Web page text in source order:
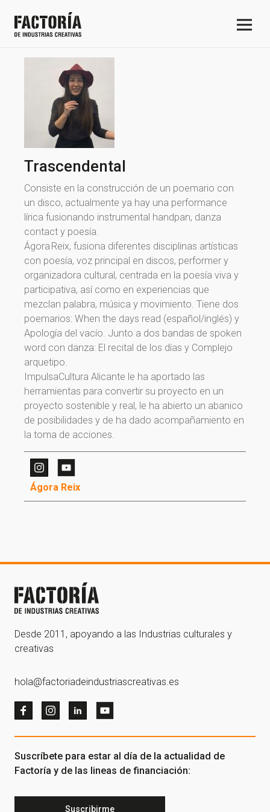
¡Gracias por suscribirte a
nuestra newsletter!
¡Gracias por suscribirte a nuestra newsletter!
Ir a la home
Trascendental
Consiste en la construcción de un poemario con
un disco, actualmente ya hay una performance
lírica fusionando instrumental handpan, danza
contact y poesía.
Ágora Reix, fusiona diferentes disciplinas artísticas
con poesía, voz principal en discos, performer y
organizadora cultural, centrada en la poesía viva y
participativa, así como en experiencias que
mezclan palabra, música y movimiento. Tiene dos
poemarios: When the days read (español/inglés) y
Apología del vacío. Junto a dos bandas de spoken
word con danza: El recital de los días y Complejo
arquetipo.
ImpulsaCultura Alicante le ha aportado las
herramientas para convertir su proyecto en un
proyecto sostenible y real, le ha abierto un abanico
de posibilidades y de ha dado acompañamiento en
la toma de acciones.
Ágora Reix
Desde 2011, apoyando a las Industrias culturales y
creativas
hola@factoriadeindustriascreativas.es
Suscríbete para estar al día de la actualidad de
Factoría y de las lineas de financiación:
Suscribirme